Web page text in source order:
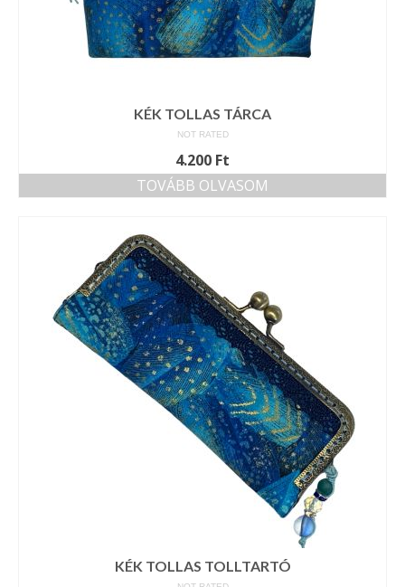
KÉK TOLLAS TÁRCA
NOT RATED
4.200 Ft
TOVÁBB OLVASOM
KÉK TOLLAS TOLLTARTÓ